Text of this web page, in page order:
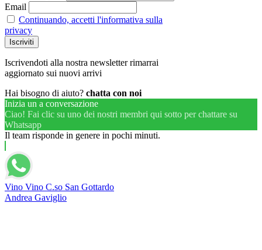
Email
Continuando, accetti l'informativa sulla
privacy
Iscrivendoti alla nostra newsletter rimarrai
aggiornato sui nuovi arrivi
Hai bisogno di aiuto? chatta con noi
Inizia un a conversazione
Ciao! Fai clic su uno dei nostri membri qui sotto per chattare su
Whatsapp
Il team risponde in genere in pochi minuti.
Vino Vino C.so San Gottardo
Andrea Gaviglio